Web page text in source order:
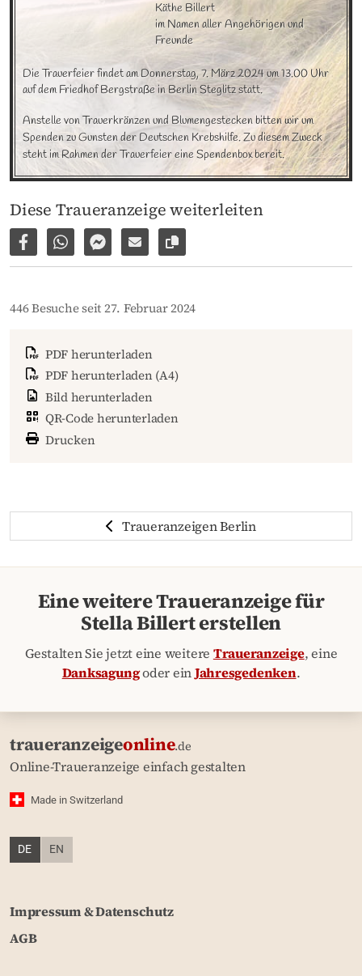
Käthe Billert
im Namen aller Angehörigen und
Freunde
Die Trauerfeier findet am Donnerstag, 7. März 2024 um 13.00 Uhr
auf dem Friedhof Bergstraße in Berlin Steglitz statt.
Anstelle von Trauerkränzen und Blumengestecken bitten wir um
Spenden zu Gunsten der Deutschen Krebshilfe. Zu diesem Zweck
steht im Rahmen der Trauerfeier eine Spendenbox bereit.
Diese Traueranzeige weiterleiten
Auf Facebook teilen
Per WhatsApp weiterleiten
Per Facebook Messenger weiterleiten
Per E-Mail versenden
Link zur Seite kopieren
446 Besuche seit 27. Februar 2024
PDF herunterladen
PDF herunterladen (A4)
Bild herunterladen
QR-Code herunterladen
Drucken
Traueranzeigen Berlin
Eine weitere Traueranzeige für
Stella Billert erstellen
Gestalten Sie jetzt eine weitere Traueranzeige, eine
Danksagungoder einJahresgedenken.
traueranzeigeonline.de
Online-Traueranzeige einfach gestalten
Made in Switzerland
DE EN
Impressum & Datenschutz
AGB